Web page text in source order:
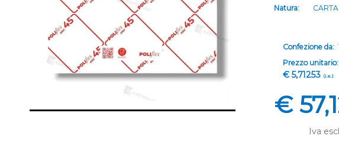
Natura:
Confezione da:
Prezzo unitario:
€ 5,71253 (i.e.)
€
Iva